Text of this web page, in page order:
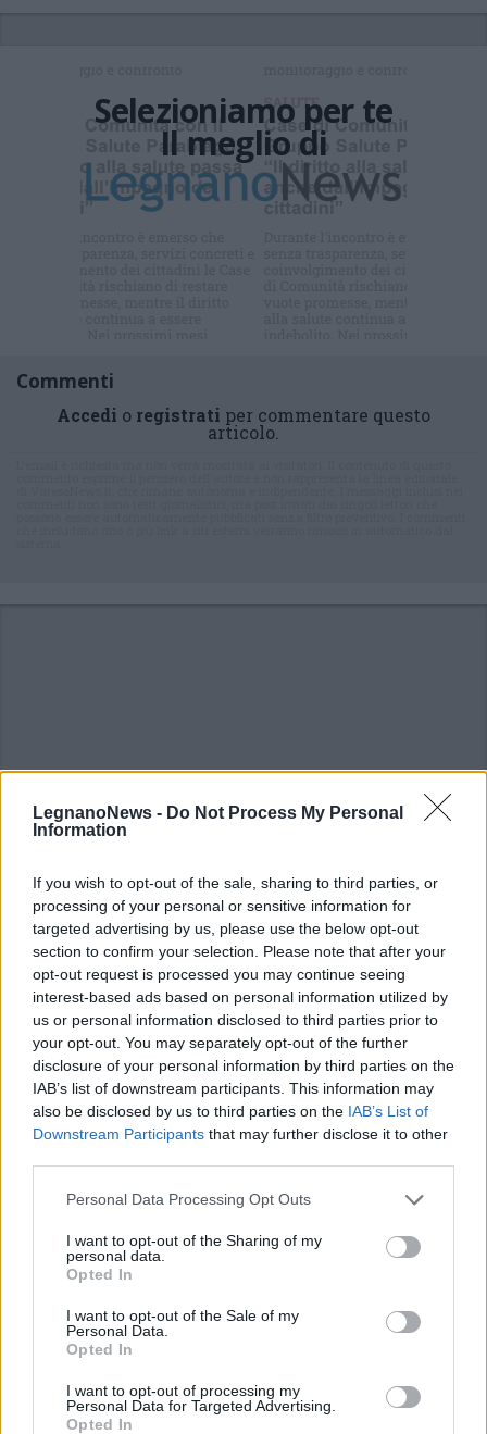
LegnanoNews - Do Not Process My Personal
Information
If you wish to opt-out of the sale, sharing to third parties, or
processing of your personal or sensitive information for
targeted advertising by us, please use the below opt-out
section to confirm your selection. Please note that after your
opt-out request is processed you may continue seeing
interest-based ads based on personal information utilized by
us or personal information disclosed to third parties prior to
your opt-out. You may separately opt-out of the further
disclosure of your personal information by third parties on the
IAB’s list of downstream participants. This information may
also be disclosed by us to third parties on the IAB’s List of
Downstream Participants that may further disclose it to other
Personal Data Processing Opt Outs
I want to opt-out of the Sharing of my
personal data.
Opted In
I want to opt-out of the Sale of my
Personal Data.
Opted In
I want to opt-out of processing my
Personal Data for Targeted Advertising.
Opted In
Selezioniamo per te
Il meglio di
Commenti
Accedi o registrati per commentare questo
articolo.
ALTRE NOTIZIE DI LEGNANO
MALTEMPO
Temporali e vento, allerta gialla
anche nell’Alto Milanese fino alla
mattina di sabato 8 luglio